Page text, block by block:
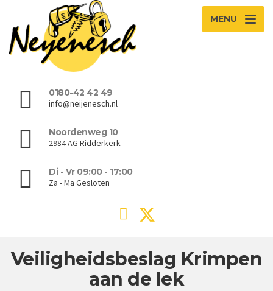
MENU
0180-42 42 49
info@neijenesch.nl
Noordenweg 10
2984 AG Ridderkerk
Di - Vr 09:00 - 17:00
Za - Ma Gesloten
Veiligheidsbeslag Krimpen
aan de lek